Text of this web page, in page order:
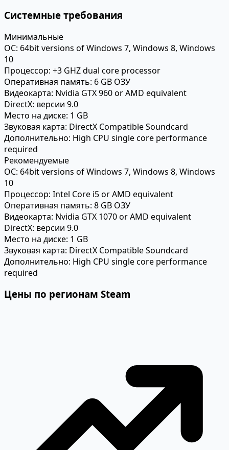
Системные требования
Минимальные
ОС: 64bit versions of Windows 7, Windows 8, Windows
10
Процессор: +3 GHZ dual core processor
Оперативная память: 6 GB ОЗУ
Видеокарта: Nvidia GTX 960 or AMD equivalent
DirectX: версии 9.0
Место на диске: 1 GB
Звуковая карта: DirectX Compatible Soundcard
Дополнительно: High CPU single core performance
required
Рекомендуемые
ОС: 64bit versions of Windows 7, Windows 8, Windows
10
Процессор: Intel Core i5 or AMD equivalent
Оперативная память: 8 GB ОЗУ
Видеокарта: Nvidia GTX 1070 or AMD equivalent
DirectX: версии 9.0
Место на диске: 1 GB
Звуковая карта: DirectX Compatible Soundcard
Дополнительно: High CPU single core performance
required
Цены по регионам Steam